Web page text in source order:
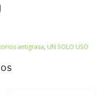
antigrasa, UN SOLO USO